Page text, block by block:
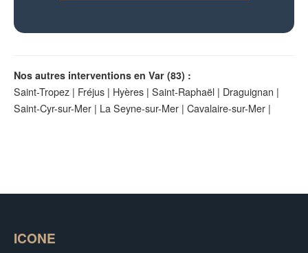
Nos autres interventions en Var (83) :
Saint-Tropez | Fréjus | Hyères | Saint-Raphaël | Draguignan |
Saint-Cyr-sur-Mer | La Seyne-sur-Mer | Cavalaire-sur-Mer |
ICONE